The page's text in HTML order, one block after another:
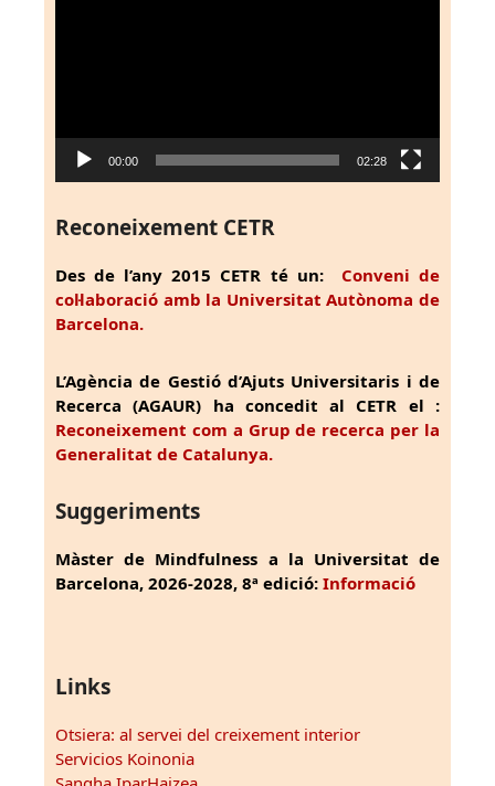
00:00 02:28
Reconeixement CETR
Des de l’any 2015 CETR té un: Conveni de
col·laboració amb la Universitat Autònoma de
Barcelona.
L’Agència de Gestió d’Ajuts Universitaris i de
Recerca (AGAUR) ha concedit al CETR el :
Reconeixement com a Grup de recerca per la
Generalitat de Catalunya.
Suggeriments
Màster de Mindfulness a la Universitat de
Barcelona, 2026-2028, 8ª edició: Informació
Links
Otsiera: al servei del creixement interior
Servicios Koinonia